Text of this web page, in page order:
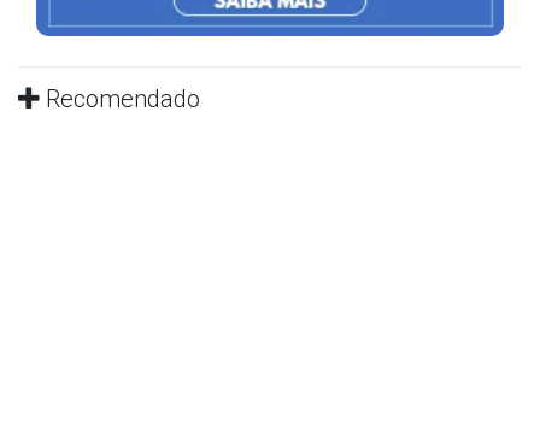
Recomendado